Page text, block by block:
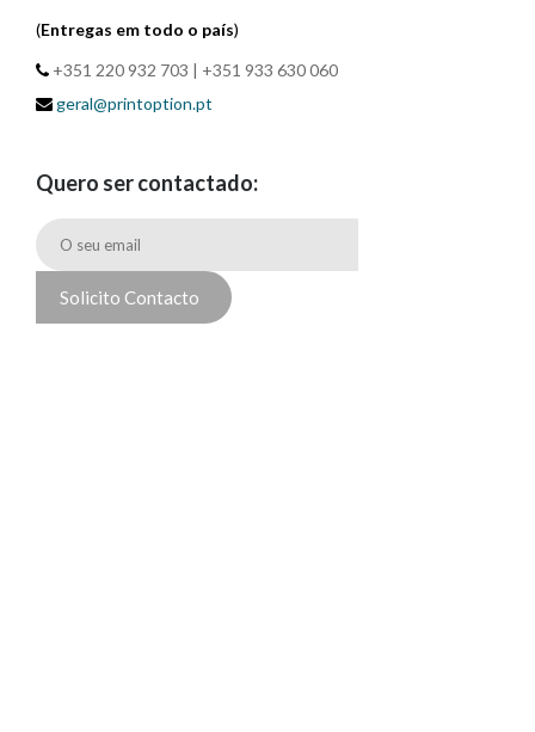
(Entregas em todo o país)
+351 220 932 703 | +351 933 630 060
geral@printoption.pt
Quero ser contactado:
Solicito Contacto